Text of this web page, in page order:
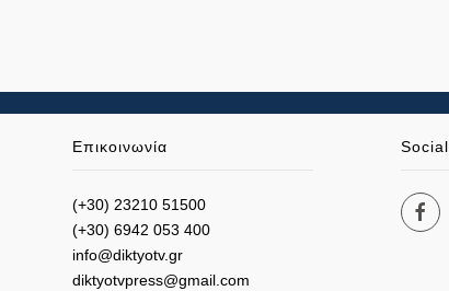
Επικοινωνία
(+30) 23210 51500
(+30) 6942 053 400
info@diktyotv.gr
diktyotvpress@gmail.com
Social